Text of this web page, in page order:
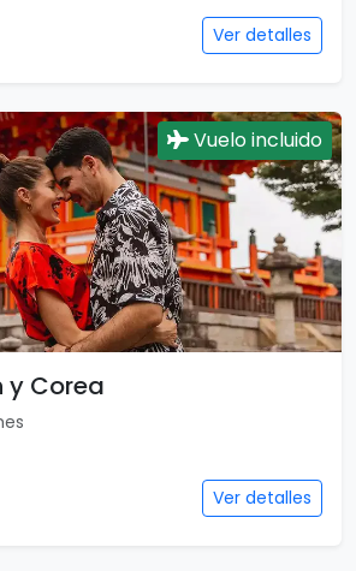
Ver detalles
Vuelo incluido
y Corea
Ver detalles